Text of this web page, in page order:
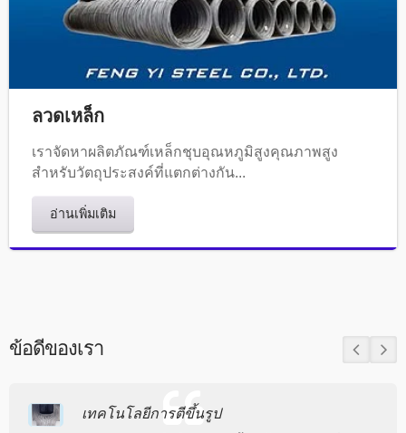
ลวดเหล็ก
เราจัดหาผลิตภัณฑ์เหล็กชุบอุณหภูมิสูงคุณภาพสูง
สำหรับวัตถุประสงค์ที่แตกต่างกัน...
อ่านเพิ่มเติม
ข้อดีของเรา
เทคโนโลยีการตีขึ้นรูป